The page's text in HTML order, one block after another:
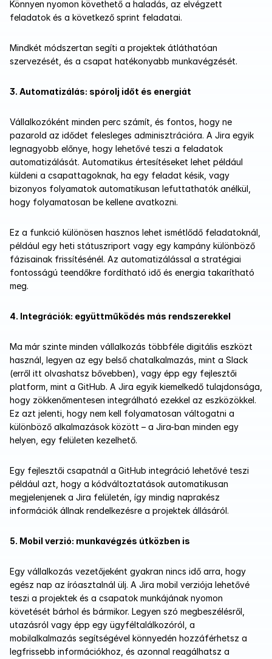
Könnyen nyomon követhető a haladás, az elvégzett
feladatok és a következő sprint feladatai.
Mindkét módszertan segíti a projektek átláthatóan
szervezését, és a csapat hatékonyabb munkavégzését.
3. Automatizálás: spórolj időt és energiát
Vállalkozóként minden perc számít, és fontos, hogy ne
pazarold az idődet felesleges adminisztrációra. A Jira egyik
legnagyobb előnye, hogy lehetővé teszi a feladatok
automatizálását. Automatikus értesítéseket lehet például
küldeni a csapattagoknak, ha egy feladat késik, vagy
bizonyos folyamatok automatikusan lefuttathatók anélkül,
hogy folyamatosan be kellene avatkozni.
Ez a funkció különösen hasznos lehet ismétlődő feladatoknál,
például egy heti státuszriport vagy egy kampány különböző
fázisainak frissítésénél. Az automatizálással a stratégiai
fontosságú teendőkre fordítható idő és energia takarítható
meg.
4. Integrációk: együttműködés más rendszerekkel
Ma már szinte minden vállalkozás többféle digitális eszközt
használ, legyen az egy belső chatalkalmazás, mint a Slack
(erről itt olvashatsz bővebben), vagy épp egy fejlesztői
platform, mint a GitHub. A Jira egyik kiemelkedő tulajdonsága,
hogy zökkenőmentesen integrálható ezekkel az eszközökkel.
Ez azt jelenti, hogy nem kell folyamatosan váltogatni a
különböző alkalmazások között – a Jira-ban minden egy
helyen, egy felületen kezelhető.
Egy fejlesztői csapatnál a GitHub integráció lehetővé teszi
például azt, hogy a kódváltoztatások automatikusan
megjelenjenek a Jira felületén, így mindig naprakész
információk állnak rendelkezésre a projektek állásáról.
5. Mobil verzió: munkavégzés útközben is
Egy vállalkozás vezetőjeként gyakran nincs idő arra, hogy
egész nap az íróasztalnál ülj. A Jira mobil verziója lehetővé
teszi a projektek és a csapatok munkájának nyomon
követését bárhol és bármikor. Legyen szó megbeszélésről,
utazásról vagy épp egy ügyféltalálkozóról, a
mobilalkalmazás segítségével könnyedén hozzáférhetsz a
legfrissebb információkhoz, és azonnal reagálhatsz a